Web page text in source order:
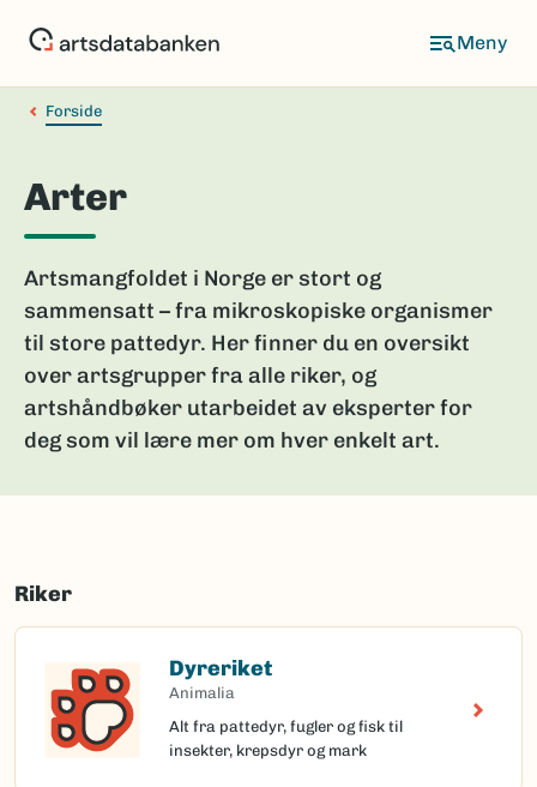
Forside
Arter
Artsmangfoldet i Norge er stort og
sammensatt – fra mikroskopiske organismer
til store pattedyr. Her finner du en oversikt
over artsgrupper fra alle riker, og
artshåndbøker utarbeidet av eksperter for
deg som vil lære mer om hver enkelt art.
Riker
Dyreriket
Animalia
Alt fra pattedyr, fugler og fisk til
insekter, krepsdyr og mark